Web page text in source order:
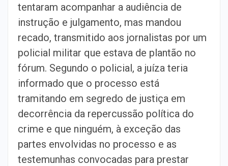
tentaram acompanhar a audiência de
instrução e julgamento, mas mandou
recado, transmitido aos jornalistas por um
policial militar que estava de plantão no
fórum. Segundo o policial, a juíza teria
informado que o processo está
tramitando em segredo de justiça em
decorrência da repercussão política do
crime e que ninguém, à exceção das
partes envolvidas no processo e as
testemunhas convocadas para prestar